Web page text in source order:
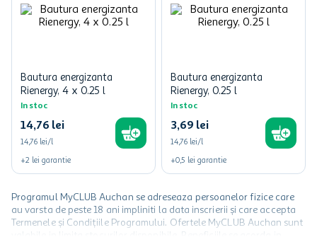
Bautura energizanta
Rienergy, 4 x 0.25 l
In stoc
14,76 lei
14,76 lei/l
+2 lei garantie
Bautura energizanta
Rienergy, 0.25 l
In stoc
3,69 lei
14,76 lei/l
+0,5 lei garantie
Programul MyCLUB Auchan se adreseaza persoanelor fizice care
au varsta de peste 18 ani impliniti la data inscrierii și care accepta
Termenele și Condițiile Programului. Ofertele MyCLUB Auchan sunt